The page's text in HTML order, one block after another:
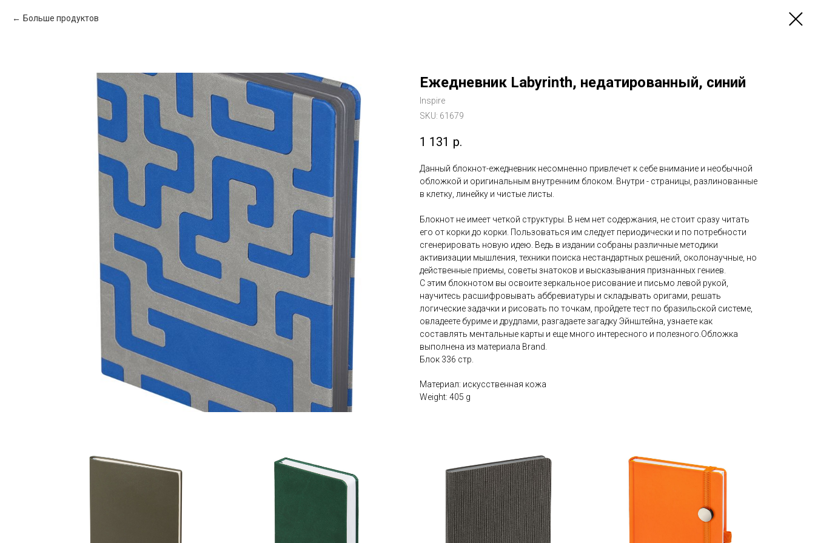
Больше продуктов
Ежедневник Labyrinth, недатированный, синий
Inspire
SKU: 61679
1 131 р.
Данный блокнот-ежедневник несомненно привлечет к себе внимание и необычной
обложкой и оригинальным внутренним блоком. Внутри - страницы, разлинованные
в клетку, линейку и чистые листы.
Блокнот не имеет четкой структуры. В нем нет содержания, не стоит сразу читать
его от корки до корки. Пользоваться им следует периодически и по потребности
сгенерировать новую идею. Ведь в издании собраны различные методики
активизации мышления, техники поиска нестандартных решений, околонаучные, но
действенные приемы, советы знатоков и высказывания признанных гениев.
С этим блокнотом вы освоите зеркальное рисование и письмо левой рукой,
научитесь расшифровывать аббревиатуры и складывать оригами, решать
логические задачки и рисовать по точкам, пройдете тест по бразильской системе,
овладеете буриме и друдлами, разгадаете загадку Эйнштейна, узнаете как
составлять ментальные карты и еще много интересного и полезного.Обложка
выполнена из материала Brand.
Блок 336 стр.
Материал: искусственная кожа
Weight: 405 g